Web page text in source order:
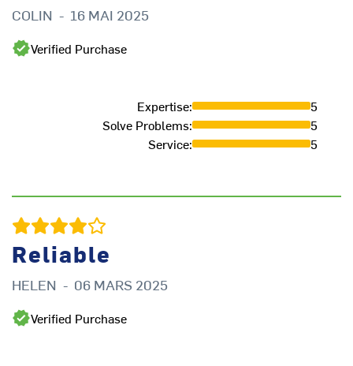
COLIN - 16 MAI 2025
Verified Purchase
Expertise:
5
Solve Problems:
5
Service: 5
Reliable
HELEN - 06 MARS 2025
Verified Purchase